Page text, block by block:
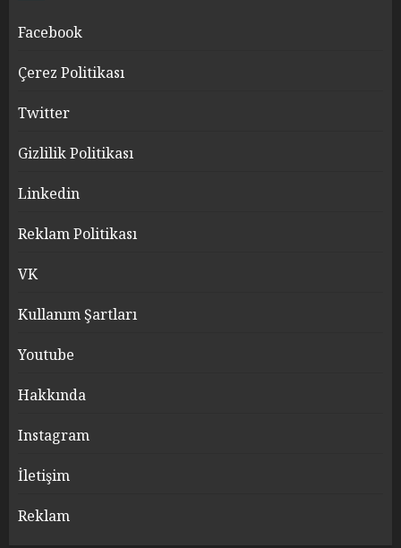
Facebook
Çerez Politikası
Twitter
Gizlilik Politikası
Linkedin
Reklam Politikası
VK
Kullanım Şartları
Youtube
Hakkında
Instagram
İletişim
Reklam